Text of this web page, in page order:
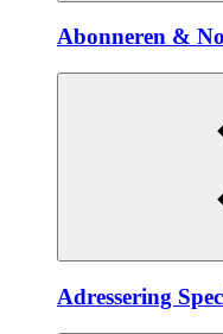
Abonneren &
Adressering